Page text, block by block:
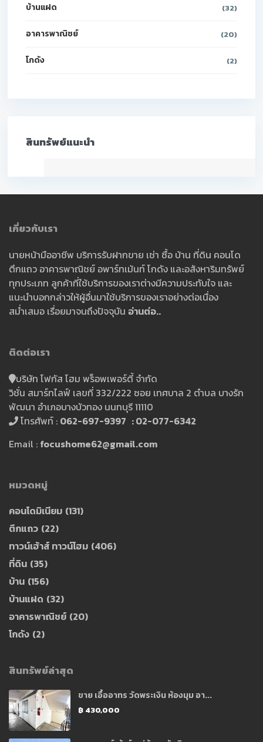
บ้านแฝด (32)
อาคารพาณิชย์ (20)
โกดัง (2)
สินทรัพย์แนะนำ
เกี่ยวกับเรา
นายหน้ามืออาชีพ บริการรับฝากขาย เช่า ซื้อ บ้าน ที่ดิน คอนโด
ตึกแถว อาคารพาณิชย์ อพาร์ทเม้นท์ โกดัง และอสังหาริมทรัพย์
ทุกประเภท ลูกค้าที่ใช้บริการของเราต่างมีความประทับใจ และ
แนะนำบอกกล่าวให้ผู้อื่นมาใช้บริการของเราอย่างต่อเนื่อง
สม่ำเสมอ เรื่อยมาจนถึงปัจจุบัน อ่านต่อ..
ติดต่อเรา
บริษัท โฟกัส โฮม พร็อพเพอร์ตี้ จำกัด
วิชั่น สมาร์ทไลฟ์ เลขที่ 332/222 ซอย เทศบาล 2 ตำบล บางรัก
พัฒนา อำเภอบางบัวทอง นนทบุรี 11110
โทรศัพท์ : 062-697-9397 : 02-077-6342
Email : focushome62@gmail.com
หมวดหมู่
คอนโดมิเนียม (131)
ตึกแถว (22)
ทาวน์เฮ้าส์ ทาวน์โฮม (406)
ที่ดิน (35)
บ้าน (156)
บ้านแฝด (32)
อาคารพาณิชย์ (20)
โกดัง (2)
สินทรัพย์ล่าสุด
ขาย เอื้ออาทร วัดพระเงิน ห้องมุม อา...
฿ 430,000